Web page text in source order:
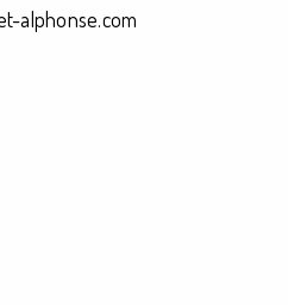
alphonse.com